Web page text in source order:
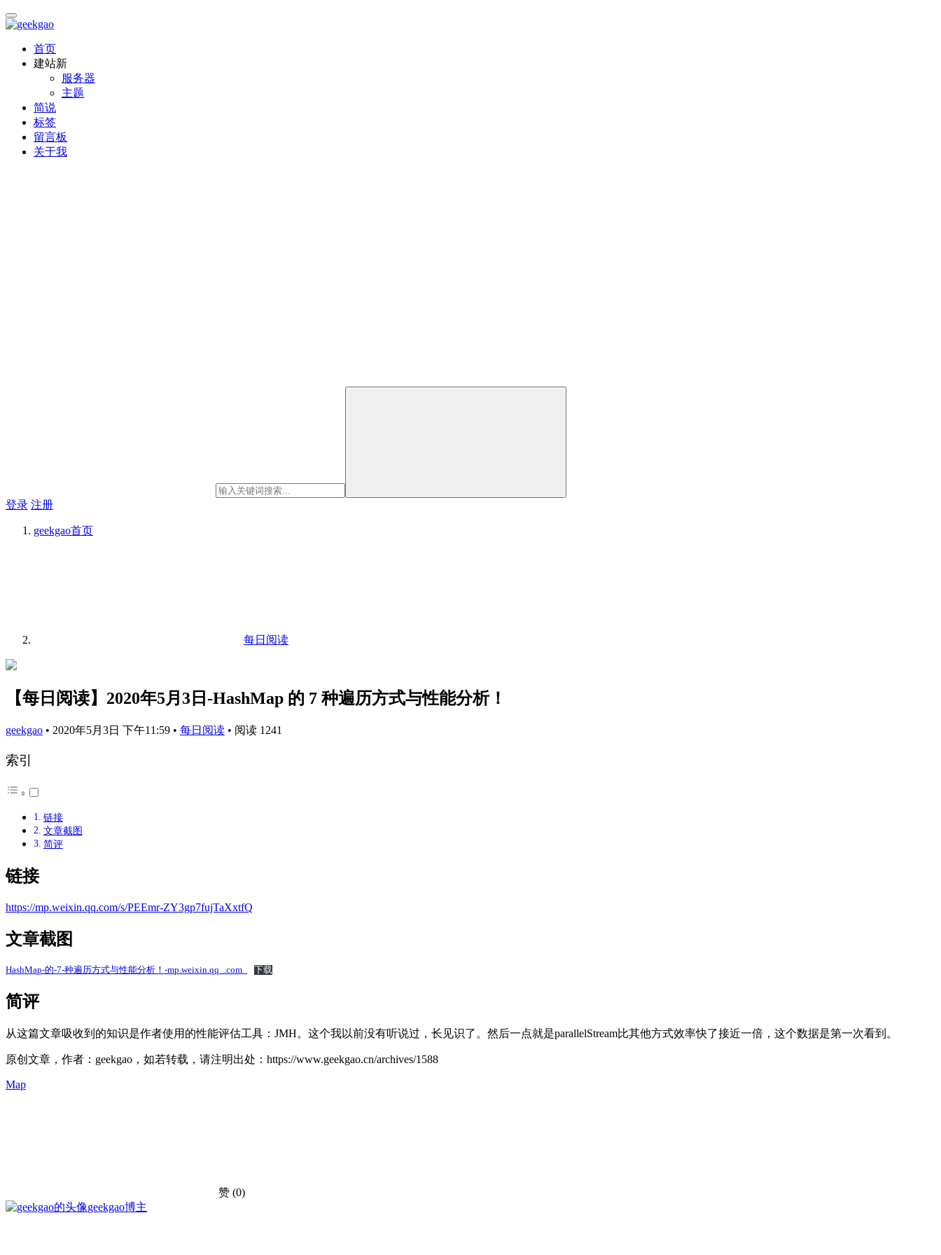
首页
建站新
服务器
主题
简说
标签
留言板
关于我
登录 注册
geekgao首页
每日阅读
【每日阅读】2020年5月3日-HashMap 的 7 种遍历方式与性能分析！
geekgao • 2020年5月3日 下午11:59 • 每日阅读 • 阅读 1241
索引
链接
文章截图
简评
链接
https://mp.weixin.qq.com/s/PEEmr-ZY3gp7fujTaXxtfQ
文章截图
HashMap-的-7-种遍历方式与性能分析！-mp.weixin.qq_.com_ 下载
简评
从这篇文章吸收到的知识是作者使用的性能评估工具：JMH。这个我以前没有听说过，长见识了。然后一点就是parallelStream比其他方式效率快了接近一倍，这个数据是第一次看到。
原创文章，作者：geekgao，如若转载，请注明出处：https://www.geekgao.cn/archives/1588
Map
赞 (0)
geekgao博主